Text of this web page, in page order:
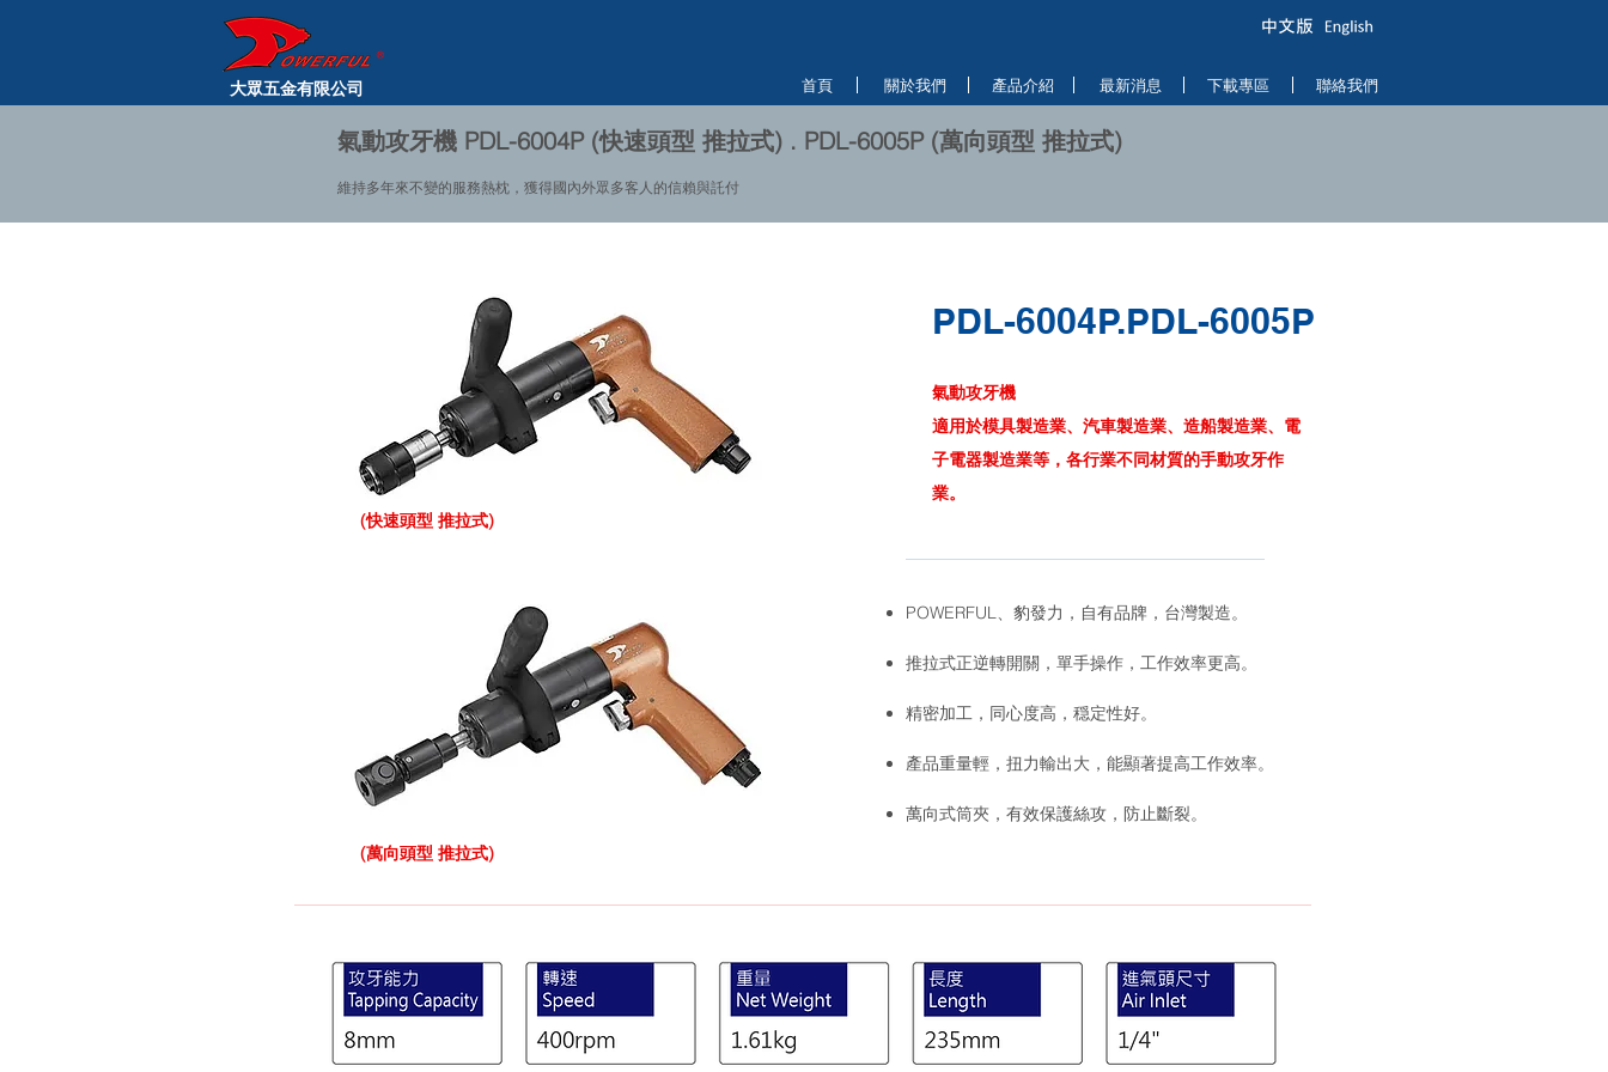
大眾五金有限公司 首頁 關於我們 產品介紹 最新消息 下載專區 聯絡我們
氣動攻牙機 PDL-6004P (快速頭型 推拉式) . PDL-6005P (萬向頭型 推拉式)
維持多年來不變的服務熱枕，獲得國內外眾多客人的信賴與託付
(​快速頭型 推拉式)
(萬向頭型 推拉式)
PDL-6004P.PDL-6005P
氣動攻牙機
適用於模具製造業、汽車製造業、造船製造業、電
子電器製造業等，各行業不同材質的手動攻牙作
業。
POWERFUL、豹發力，自有品牌，台灣製造。
推拉式正逆轉開關，單手操作，工作效率更高。
精密加工，同心度高，穏定性好。
產品重量輕，扭力輸出大，能顯著提高工作效率。
萬向式筒夾，有效保護絲攻，防止斷裂。